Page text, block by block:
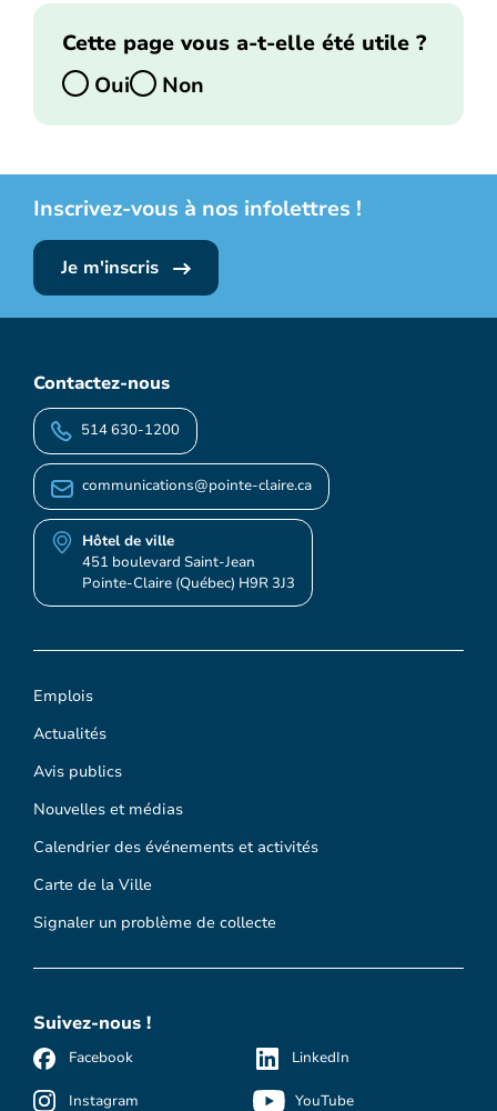
Cette page vous a-t-elle été utile ?
Oui
Non
Inscrivez-vous à nos infolettres !
Je m'inscris
Emplois
Actualités
Avis publics
Nouvelles et médias
Calendrier des événements et activités
Carte de la Ville
Signaler un problème de collecte
Contactez-nous
514 630-1200
communications@pointe-claire.ca
Hôtel de ville
451 boulevard Saint-Jean
Pointe-Claire (Québec) H9R 3J3
Suivez-nous !
Facebook
Instagram
LinkedIn
YouTube